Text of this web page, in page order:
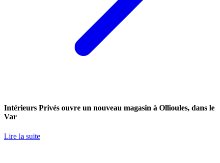
Intérieurs Privés ouvre un nouveau magasin à Ollioules, dans le
Var
Lire la suite